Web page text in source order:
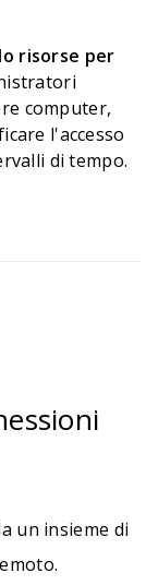
risorse per
computer,
l'accesso
di tempo.
un insieme di